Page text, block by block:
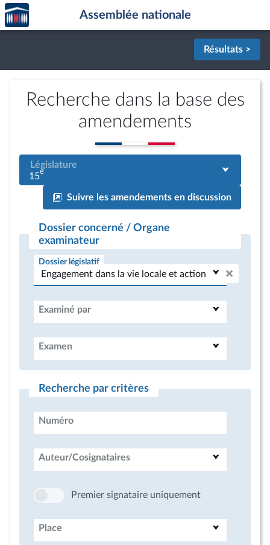
Aller au contenu
Aller en bas de la page
Accèder
à la
page
Assemblée nationale
Résultats >
Recherche dans la base des
amendements
Législature
15e
Suivre les amendements en discussion
Dossier concerné / Organe
examinateur
Dossier législatif
Examiné par
Examen
Recherche par critères
Numéro
Auteur/Cosignataires
Premier signataire uniquement
Place